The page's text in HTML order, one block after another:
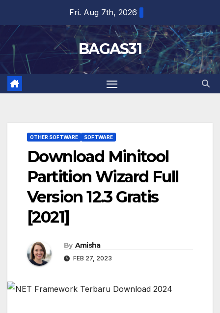
content
Fri. Aug 7th, 2026
BAGAS31
OTHER SOFTWARE SOFTWARE
Download Minitool
Partition Wizard Full
Version 12.3 Gratis
[2021]
By Amisha
FEB 27, 2023